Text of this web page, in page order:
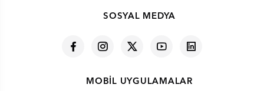
SOSYAL MEDYA
MOBIL UYGULAMALAR